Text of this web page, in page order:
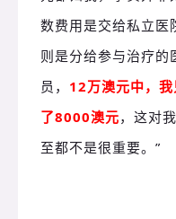
数费用是交给私立医
则是分给参与治疗的
员， 12万澳元中，
了8000澳元，这对
至都不是很重要。”